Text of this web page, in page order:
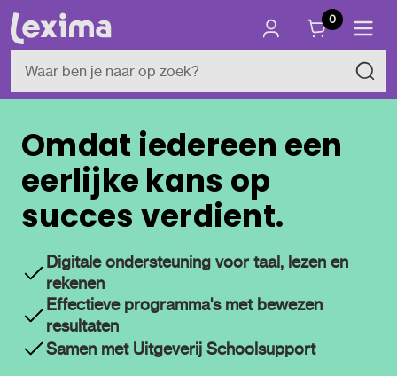
0
Omdat iedereen een
eerlijke kans op
succes verdient.
Digitale ondersteuning voor taal, lezen en
rekenen
Effectieve programma's met bewezen
resultaten
Samen met Uitgeverij Schoolsupport